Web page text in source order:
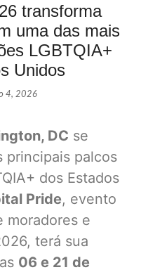
transforma
uma das mais
LGBTQIA+
Unidos
4, 2026
DC se
principais palcos
dos Estados
Pride, evento
moradores e
terá sua
06 e 21 de